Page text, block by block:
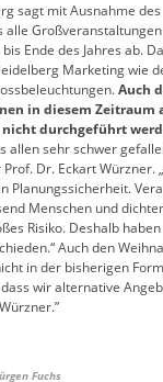
sagt mit Ausnahme des
alle
Ende des Jahres ab.
Marketing wie
Auch
in diesem Zeitraum
nicht durchgeführt
allen sehr schwer
Dr. Eckart Würzner.
Planungssicherheit.
Menschen und
Risiko. Deshalb
Auch den
in der bisherigen
wir alternative
Fuchs